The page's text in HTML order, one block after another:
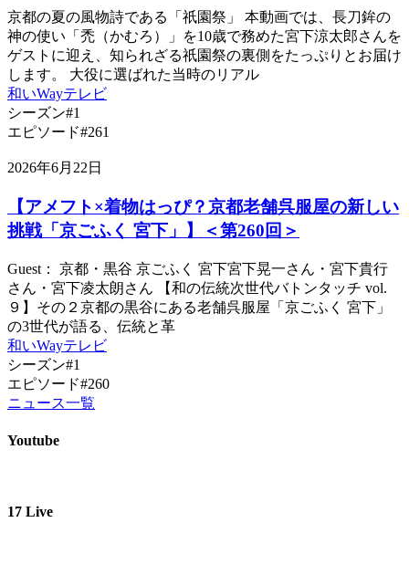
京都の夏の風物詩である「祇園祭」 本動画では、長刀鉾の
神の使い「禿（かむろ）」を10歳で務めた宮下涼太郎さんを
ゲストに迎え、知られざる祇園祭の裏側をたっぷりとお届け
します。 大役に選ばれた当時のリアル
和いWayテレビ
シーズン#1
エピソード#261
2026年6月22日
【アメフト×着物はっぴ？京都老舗呉服屋の新しい
挑戦「京ごふく 宮下」】＜第260回＞
Guest： 京都・黒谷 京ごふく 宮下宮下晃一さん・宮下貴行
さん・宮下凌太朗さん 【和の伝統次世代バトンタッチ vol.
９】その２京都の黒谷にある老舗呉服屋「京ごふく 宮下」
の3世代が語る、伝統と革
和いWayテレビ
シーズン#1
エピソード#260
ニュース一覧
Youtube
17 Live